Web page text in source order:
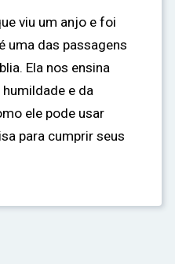
viu um anjo e foi
uma das passagens
Ela nos ensina
e da
ele pode usar
para cumprir seus